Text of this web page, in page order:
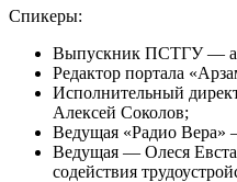
Спикеры:
Выпускник ПСТГУ —
Редактор портала
Исполнительный
Алексей Соколов;
Ведущая «Радио Вера»
Ведущая — Олеся
содействия